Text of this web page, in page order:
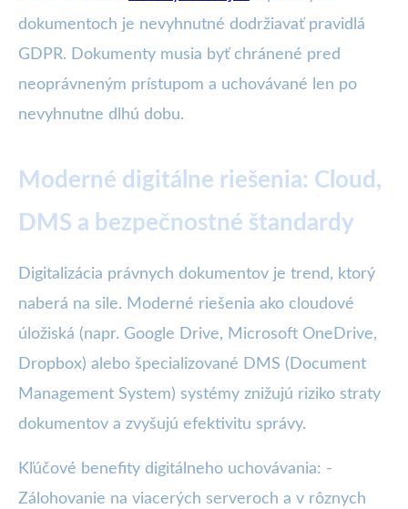
dokumentoch je nevyhnutné dodržiavať pravidlá
GDPR. Dokumenty musia byť chránené pred
neoprávneným prístupom a uchovávané len po
nevyhnutne dlhú dobu.
Moderné digitálne riešenia: Cloud,
DMS a bezpečnostné štandardy
Digitalizácia právnych dokumentov je trend, ktorý
naberá na sile. Moderné riešenia ako cloudové
úložiská (napr. Google Drive, Microsoft OneDrive,
Dropbox) alebo špecializované DMS (Document
Management System) systémy znižujú riziko straty
dokumentov a zvyšujú efektivitu správy.
Kľúčové benefity digitálneho uchovávania: -
Zálohovanie na viacerých serveroch a v rôznych